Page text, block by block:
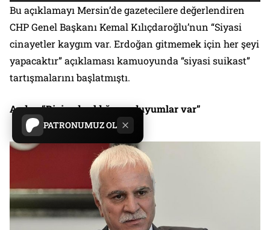
PATRONUMUZ OL
Bu açıklamayı Mersin’de gazetecilere değerlendiren
CHP Genel Başkanı Kemal Kılıçdaroğlu’nun “Siyasi
cinayetler kaygım var. Erdoğan gitmemek için her şeyi
yapacaktır” açıklaması kamuoyunda “siyasi suikast”
tartışmalarını başlatmıştı.
Aydın: “Bizim de aldığımız duyumlar var”